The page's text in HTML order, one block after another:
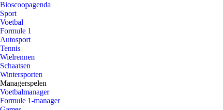
Bioscoopagenda
Sport
Voetbal
Formule 1
Autosport
Tennis
Wielrennen
Schaatsen
Wintersporten
Managerspelen
Voetbalmanager
Formule 1-manager